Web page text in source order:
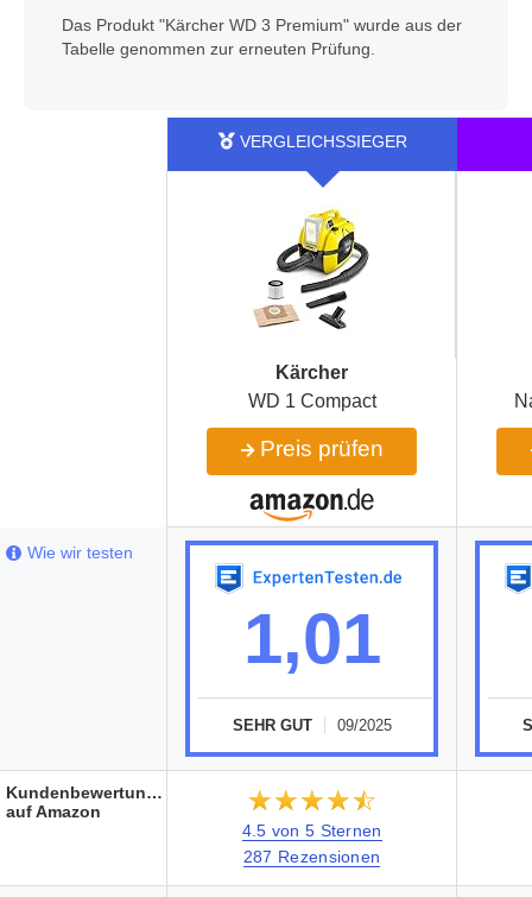
Das Produkt "Kärcher WD 3 Premium" wurde aus der
Tabelle genommen zur erneuten Prüfung.
Kärcher
WD 1 Compact
Preis prüfen
1,01
SEHR GUT 09/2025
★★★★★
☆☆☆☆☆
4.5 von 5 Sternen
287 Rezensionen
Wie wir testen
Kundenbewertungen
auf Amazon